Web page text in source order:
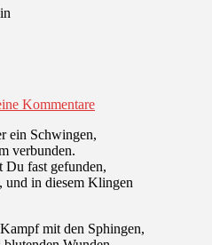
Kommentare
ein Schwingen,
verbunden.
Du fast gefunden,
und in diesem Klingen
mit den Sphingen,